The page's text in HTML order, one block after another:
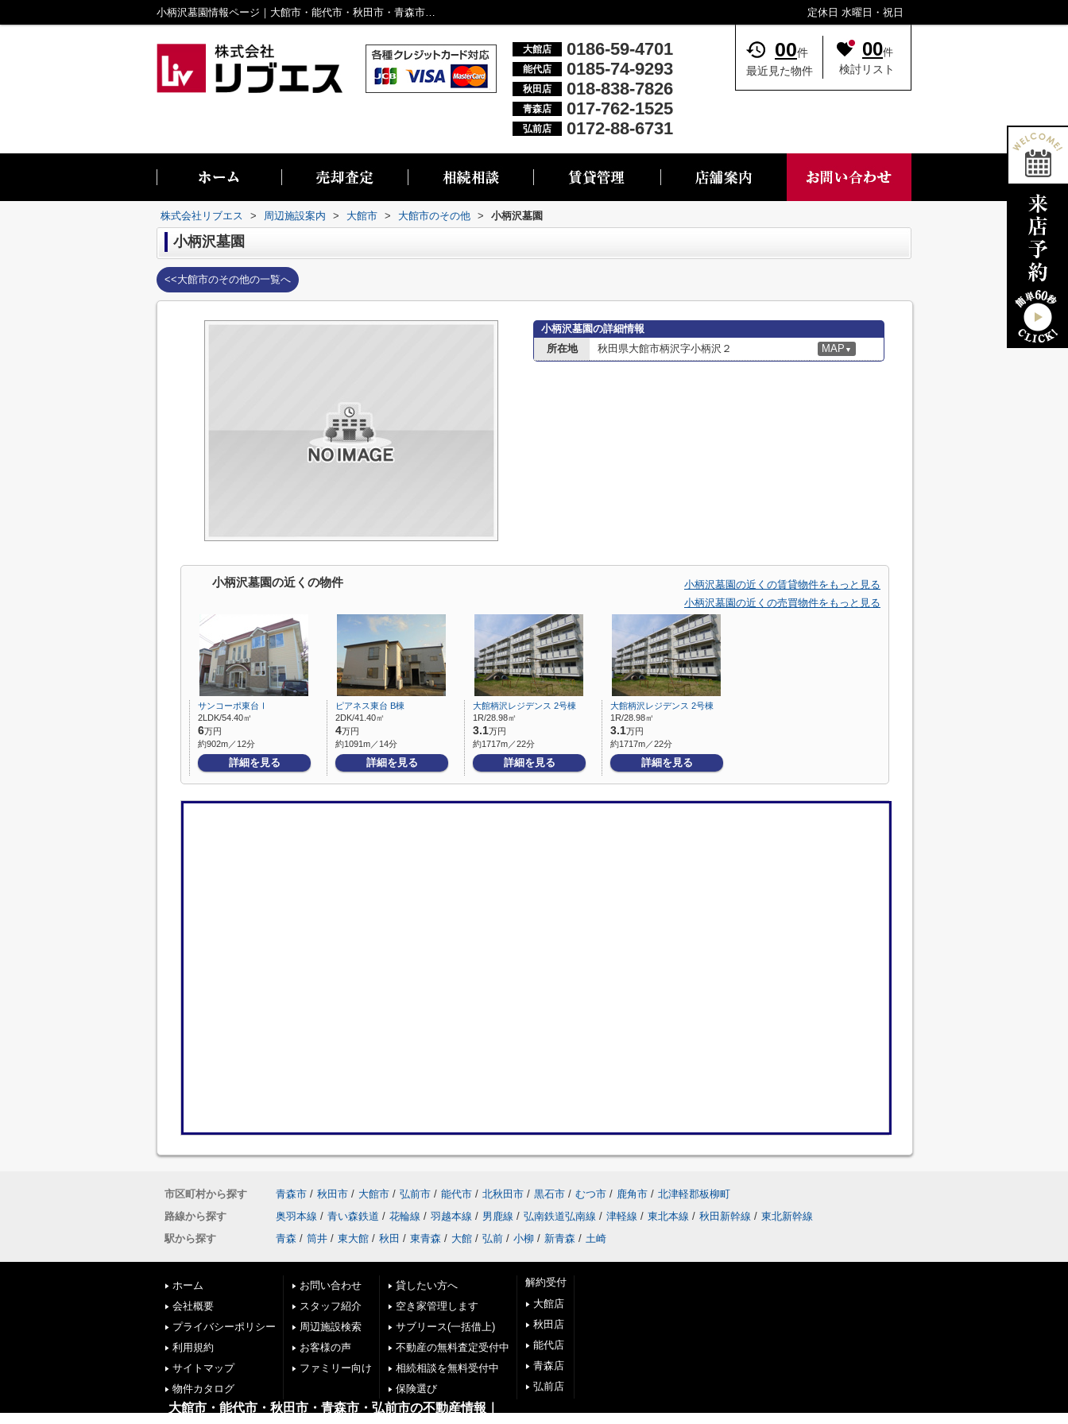
小柄沢墓園情報ページ｜大館市・能代市・秋田市・青森市・弘前市の不動産情報なら株式会社リブエス 定休日 水曜日・祝日
大館店 0186-59-4701
能代店 0185-74-9293
秋田店 018-838-7826
青森店 017-762-1525
弘前店 0172-88-6731
00件
最近見た物件
00件
検討リスト
株式会社リブエス > 周辺施設案内 > 大館市 > 大館市のその他 > 小柄沢墓園
小柄沢墓園
<<大館市のその他の一覧へ
小柄沢墓園の詳細情報
所在地
秋田県大館市柄沢字小柄沢２ MAP ▼
小柄沢墓園の近くの物件
小柄沢墓園の近くの賃貸物件をもっと見る
小柄沢墓園の近くの売買物件をもっと見る
サンコーポ東台Ⅰ
2LDK/54.40㎡
6万円
約902m／12分
詳細を見る
ピアネス東台 B棟
2DK/41.40㎡
4万円
約1091m／14分
詳細を見る
大館柄沢レジデンス 2号棟
1R/28.98㎡
3.1万円
約1717m／22分
詳細を見る
大館柄沢レジデンス 2号棟
1R/28.98㎡
3.1万円
約1717m／22分
詳細を見る
市区町村から探す 青森市 / 秋田市 / 大館市 / 弘前市 / 能代市 / 北秋田市 / 黒石市 / むつ市 / 鹿角市 / 北津軽郡板柳町
路線から探す
奥羽本線 / 青い森鉄道 / 花輪線 / 羽越本線 / 男鹿線 / 弘南鉄道弘南線 / 津軽線 / 東北本線 / 秋田新幹線 / 東北新幹線
駅から探す
青森 / 筒井 / 東大館 / 秋田 / 東青森 / 大館 / 弘前 / 小柳 / 新青森 / 土崎
ホーム
会社概要
プライバシーポリシー
利用規約
サイトマップ
物件カタログ
お問い合わせ
スタッフ紹介
周辺施設検索
お客様の声
ファミリー向け
貸したい方へ
空き家管理します
サブリース(一括借上)
不動産の無料査定受付中
相続相談を無料受付中
保険選び
解約受付
大館店
秋田店
能代店
青森店
弘前店
大館市・能代市・秋田市・青森市・弘前市の不動産情報｜